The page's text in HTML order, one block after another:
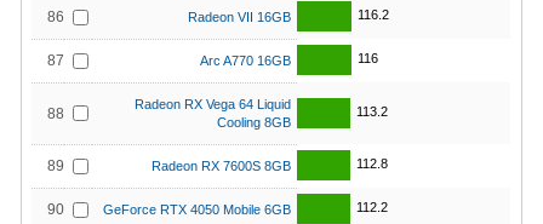
86 Radeon VII 16GB 116.2
87 Arc A770 16GB 116
88
Radeon RX Vega 64 Liquid
Cooling 8GB
113.2
89 Radeon RX 7600S 8GB 112.8
90 GeForce RTX 4050 Mobile 6GB 112.2